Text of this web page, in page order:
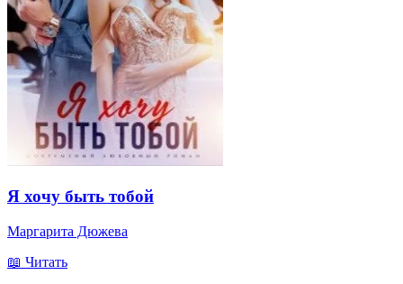
Я хочу быть тобой
Маргарита Дюжева
📖 Читать